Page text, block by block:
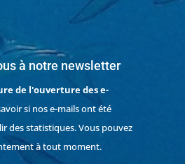
à notre newsletter
de l'ouverture des e-
si nos e-mails ont été
des statistiques. Vous pouvez
à tout moment.